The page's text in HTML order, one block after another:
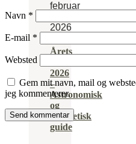
februar
2026
Årets
2026
–
Astronomisk
og
energetisk
guide
Navn *
E-mail *
Websted
Gem mit navn, mail og
jeg kommenterer.